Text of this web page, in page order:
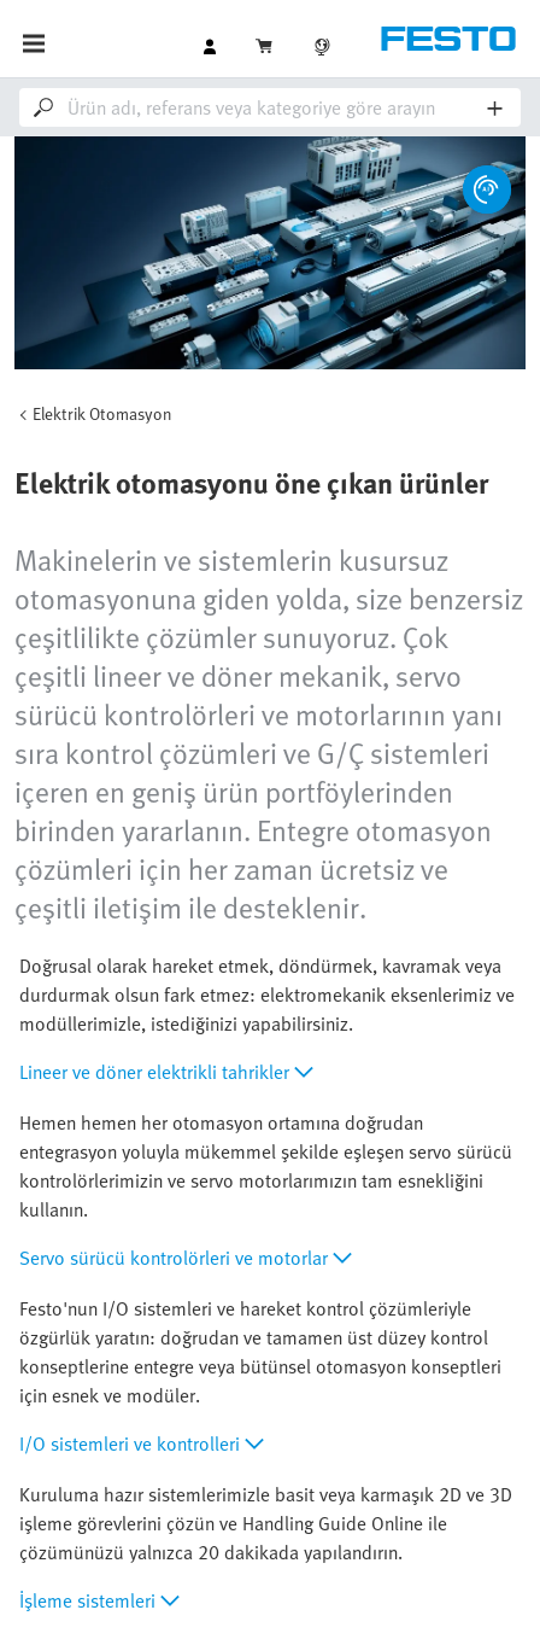
Elektrik Otomasyon
Elektrik otomasyonu öne çıkan ürünler
Makinelerin ve sistemlerin kusursuz
otomasyonuna giden yolda, size benzersiz
çeşitlilikte çözümler sunuyoruz. Çok
çeşitli lineer ve döner mekanik, servo
sürücü kontrolörleri ve motorlarının yanı
sıra kontrol çözümleri ve G/Ç sistemleri
içeren en geniş ürün portföylerinden
birinden yararlanın. Entegre otomasyon
çözümleri için her zaman ücretsiz ve
çeşitli iletişim ile desteklenir.
Doğrusal olarak hareket etmek, döndürmek, kavramak veya
durdurmak olsun fark etmez: elektromekanik eksenlerimiz ve
modüllerimizle, istediğinizi yapabilirsiniz.
Lineer ve döner elektrikli tahrikler
Hemen hemen her otomasyon ortamına doğrudan
entegrasyon yoluyla mükemmel şekilde eşleşen servo sürücü
kontrolörlerimizin ve servo motorlarımızın tam esnekliğini
kullanın.
Servo sürücü kontrolörleri ve motorlar
Festo'nun I/O sistemleri ve hareket kontrol çözümleriyle
özgürlük yaratın: doğrudan ve tamamen üst düzey kontrol
konseptlerine entegre veya bütünsel otomasyon konseptleri
için esnek ve modüler.
I/O sistemleri ve kontrolleri
Kuruluma hazır sistemlerimizle basit veya karmaşık 2D ve 3D
işleme görevlerini çözün ve Handling Guide Online ile
çözümünüzü yalnızca 20 dakikada yapılandırın.
İşleme sistemleri